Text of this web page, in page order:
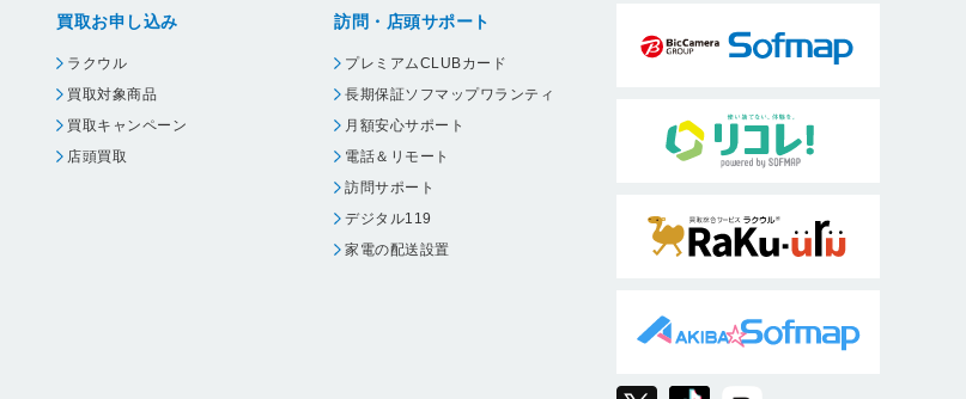
買取お申し込み
ラクウル
買取対象商品
買取キャンペーン
店頭買取
訪問・店頭サポート
プレミアムCLUBカード
長期保証ソフマップワランティ
月額安心サポート
電話＆リモート
訪問サポート
デジタル119
家電の配送設置